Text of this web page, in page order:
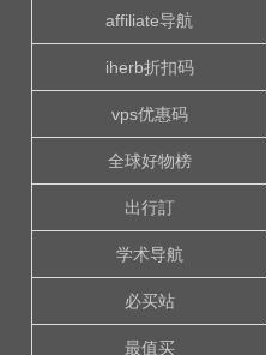
affiliate导航
iherb折扣码
vps优惠码
全球好物榜
出行訂
学术导航
必买站
最值买